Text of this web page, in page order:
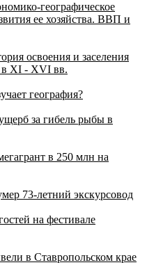
географическое
ее хозяйства. ВВП и
освоения и заселения
в XI - XVI вв.
география?
за гибель рыбы в
в 250 млн на
73-летний экскурсовод
на фестивале
в Ставропольском крае